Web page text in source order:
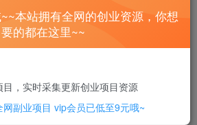
费后查看
18
立即购买
本站拥有全网的创业资源，你想
要的都在这里~~
，实时采集更新创业项目资源
副业项目 vip会员已低至9元哦~